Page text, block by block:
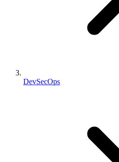
DevSecOps